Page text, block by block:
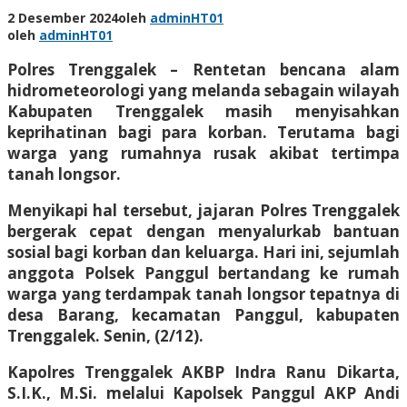
2 Desember 2024oleh adminHT01
oleh adminHT01
Polres Trenggalek – Rentetan bencana alam
hidrometeorologi yang melanda sebagain wilayah
Kabupaten Trenggalek masih menyisahkan
keprihatinan bagi para korban. Terutama bagi
warga yang rumahnya rusak akibat tertimpa
tanah longsor.
Menyikapi hal tersebut, jajaran Polres Trenggalek
bergerak cepat dengan menyalurkab bantuan
sosial bagi korban dan keluarga. Hari ini, sejumlah
anggota Polsek Panggul bertandang ke rumah
warga yang terdampak tanah longsor tepatnya di
desa Barang, kecamatan Panggul, kabupaten
Trenggalek. Senin, (2/12).
Kapolres Trenggalek AKBP Indra Ranu Dikarta,
S.I.K., M.Si. melalui Kapolsek Panggul AKP Andi